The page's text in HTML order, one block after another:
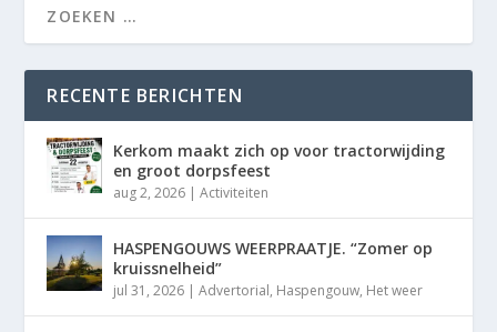
RECENTE BERICHTEN
Kerkom maakt zich op voor tractorwijding
en groot dorpsfeest
aug 2, 2026 |Activiteiten
HASPENGOUWS WEERPRAATJE. “Zomer op
kruissnelheid”
jul 31, 2026 |Advertorial, Haspengouw, Het weer